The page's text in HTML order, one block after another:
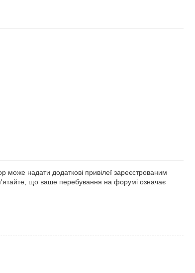
може надати додаткові привілеї зареєстрованим
що ваше перебування на форумі означає